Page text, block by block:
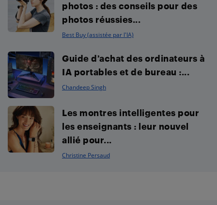
photos : des conseils pour des
photos réussies...
Best Buy (assistée par l'IA)
Guide d’achat des ordinateurs à
IA portables et de bureau :...
Chandeep Singh
Les montres intelligentes pour
les enseignants : leur nouvel
allié pour...
Christine Persaud